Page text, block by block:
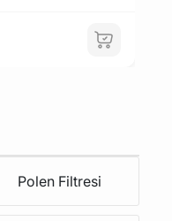
Polen Filtresi